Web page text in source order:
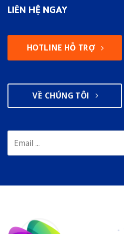
LIÊN HỆ NGAY
HOTLINE HỖ TRỢ
VỀ CHÚNG TÔI